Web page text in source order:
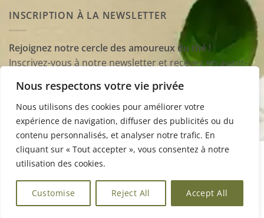
Nous respectons votre vie privée
Nous utilisons des cookies pour améliorer votre
expérience de navigation, diffuser des publicités ou du
contenu personnalisés, et analyser notre trafic. En
cliquant sur « Tout accepter », vous consentez à notre
utilisation des cookies.
Customise Reject All Accept All
INSCRIPTION À LA NEWSLETTER
Rejoignez notre cercle des amoureux du thé !
Inscrivez-vous à notre newsletter et recevez en avant-
d’accessoires pour enrichir vos dégustations et
transformer chaque tasse en un moment unique.
Visa
Copyright 2026 ©Accessories du thé